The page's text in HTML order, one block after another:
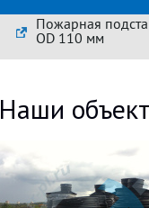
Пожарная
OD 110 мм
Наши